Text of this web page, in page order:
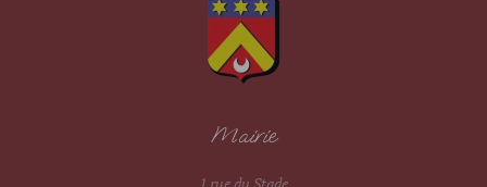
Mairie
1 rue du Stade